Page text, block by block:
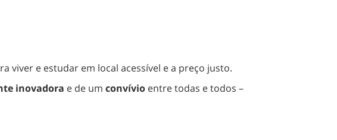
viver e estudar em local acessível e a preço justo.
inovadora e de um convívio entre todas e todos –